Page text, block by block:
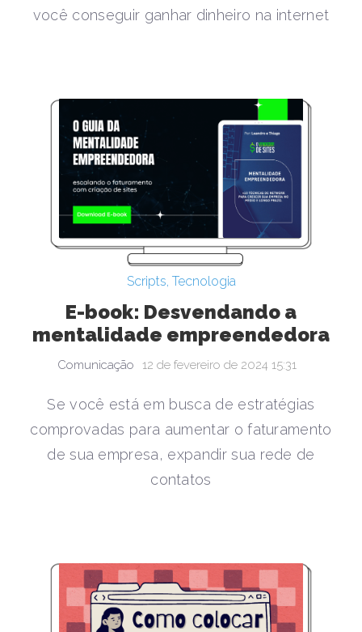
você conseguir ganhar dinheiro na internet
Scripts, Tecnologia
E-book: Desvendando a
mentalidade empreendedora
Comunicação 12 de fevereiro de 2024 15:31
Se você está em busca de estratégias
comprovadas para aumentar o faturamento
de sua empresa, expandir sua rede de
contatos